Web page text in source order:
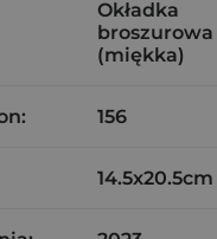
Okładka
broszurowa
(miękka)
156
14.5x20.5cm